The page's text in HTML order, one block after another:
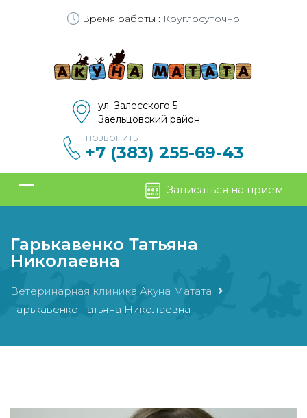
Время работы : Круглосуточно
ул. Залесского 5
Заельцовский район
ПОЗВОНИТЬ
+7 (383) 255-69-43
Записаться на приём
Гарькавенко Татьяна
Николаевна
Ветеринарная клиника Акуна Матата
Гарькавенко Татьяна Николаевна